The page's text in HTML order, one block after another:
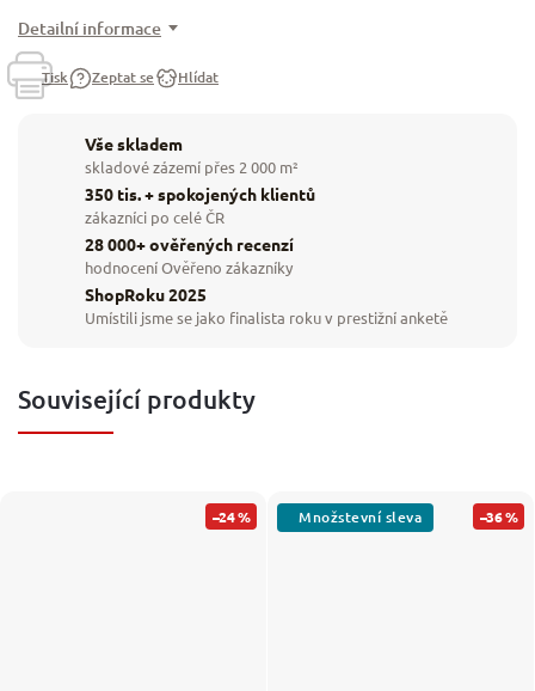
Detailní informace
Tisk Zeptat se Hlídat
Vše skladem
skladové zázemí přes 2 000 m²
350 tis. + spokojených klientů
zákazníci po celé ČR
28 000+ ověřených recenzí
hodnocení Ověřeno zákazníky
ShopRoku 2025
Umístili jsme se jako finalista roku v prestižní anketě
Související produkty
–24 % –36 %